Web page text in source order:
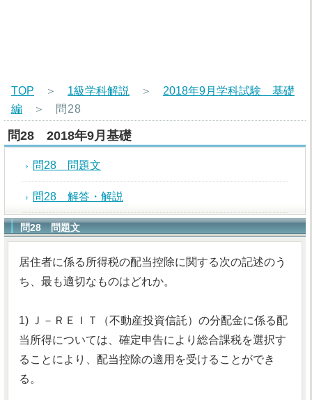
TOP ＞ 1級学科解説 ＞ 2018年9月学科試験 基礎
編 ＞ 問28
問28 2018年9月基礎
問28 問題文
問28 解答・解説
問28 問題文
居住者に係る所得税の配当控除に関する次の記述のう
ち、最も適切なものはどれか。
1) Ｊ－ＲＥＩＴ（不動産投資信託）の分配金に係る配
当所得については、確定申告により総合課税を選択す
ることにより、配当控除の適用を受けることができ
る。